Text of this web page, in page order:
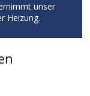
unser
Heizung.